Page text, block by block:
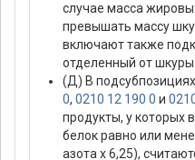
случае масса
превышать массу
включают также
отделенный от шкуры.
(Д) В подсубпозициях
0, 0210 12 190 0 и
продукты, у которых
белок равно или
азота х 6,25),